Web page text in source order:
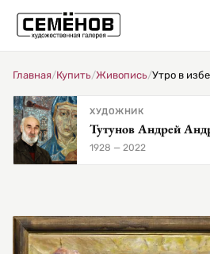
Главная/Купить/Живопись/Утро в избе
ХУДОЖНИК
Тутунов Андрей
1928 — 2022